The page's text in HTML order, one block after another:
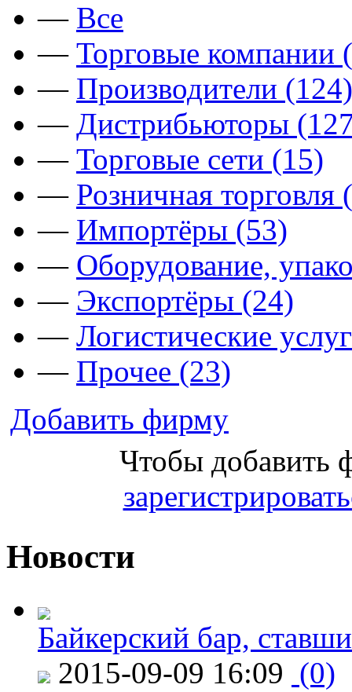
— Все
— Торговые компании
— Производители (124)
— Дистрибьюторы
— Торговые сети (15)
— Розничная торговля
— Импортёры (53)
— Оборудование,
— Экспортёры (24)
— Логистические
— Прочее (23)
Добавить фирму
Чтобы добавить
Новости
Байкерский бар,
2015-09-09 16:09 (0)